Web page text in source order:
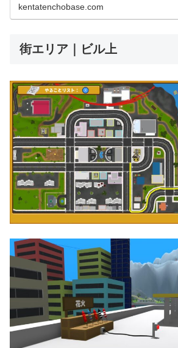
届けるべく、ス...
kentatenchobase.com
街エリア｜ビル上